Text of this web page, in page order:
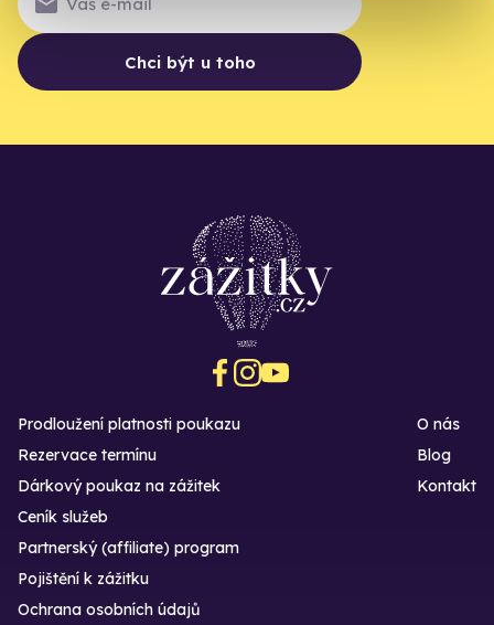
Chci být u toho
Prodloužení platnosti poukazu
Rezervace termínu
Dárkový poukaz na zážitek
O nás
Blog
Kontakt
Ceník služeb
Partnerský (affiliate) program
Pojištění k zážitku
Ochrana osobních údajů